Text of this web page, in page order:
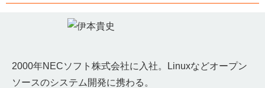
2000年NECソフト株式会社に入社。Linuxなどオープン
ソースのシステム開発に携わる。